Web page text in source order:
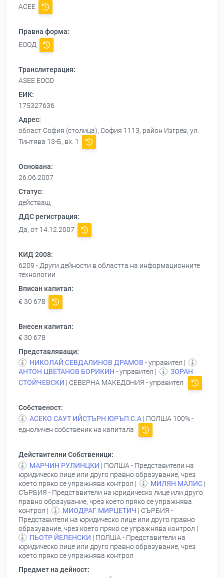
АСЕЕ
Правна форма:
ЕООД
Транслитерация:
ASEE EOOD
ЕИК:
175327636
Адрес:
област София (столица), София 1113, район Изгрев, ул.
Тинтява 13-Б, вх. 1
Основана:
26.06.2007
Статус:
действащ
ДДС регистрация:
Да, от 14.12.2007
КИД 2008:
6209 - Други дейности в областта на информационните
технологии
Вписан капитал:
€ 30 678
Внесен капитал:
€ 30 678
Представляващи:
НИКОЛАЙ СЕВДАЛИНОВ ДРАМОВ - управител |
АНТОН ЦВЕТАНОВ БОРИКИН - управител |
ЗОРАН
СТОЙЧЕВСКИ | СЕВЕРНА МАКЕДОНИЯ - управител
Собственост:
АСЕКО САУТ ИЙСТЪРН ЮРЪП С.А | ПОЛША 100% -
едноличен собственик на капитала
Действителни Собственици:
МАРЧИН РУЛИНЦКИ | ПОЛША - Представители на
юридическо лице или друго правно образувание, чрез
което пряко се упражнява контрол |
МИЛЯН МАЛИС |
СЪРБИЯ - Представители на юридическо лице или друго
правно образувание, чрез което пряко се упражнява
контрол |
МИОДРАГ МИРЦЕТИЧ | СЪРБИЯ -
Представители на юридическо лице или друго правно
образувание, чрез което пряко се упражнява контрол |
ПЬОТР ЙЕЛЕНСКИ | ПОЛША - Представители на
юридическо лице или друго правно образувание, чрез
което пряко се упражнява контрол
Предмет на дейност: